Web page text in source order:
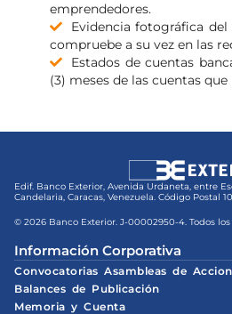
emprendedores.
Evidencia fotográfica
compruebe a su vez en las
Estados de cuentas
(3) meses de las cuentas que
Edif. Banco Exterior, Avenida Urdaneta, entre
Candelaria, Caracas, Venezuela. Código Postal
© 2026 Banco Exterior. J-00002950-4. Todos
Información Corporativa
Convocatorias Asambleas de
Balances de Publicación
Memoria y Cuenta